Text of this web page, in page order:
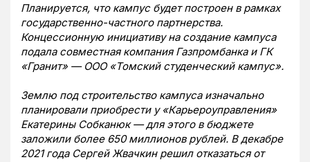
Планируется, что кампус будет построен в рамках
государственно-частного партнерства.
Концессионную инициативу на создание кампуса
подала совместная компания Газпромбанка и ГК
«Гранит» — ООО «Томский студенческий кампус».
Землю под строительство кампуса изначально
планировали приобрести у «Карьероуправления»
Екатерины Собканюк — для этого в бюджете
заложили более 650 миллионов рублей. В декабре
2021 года Сергей Жвачкин решил отказаться от